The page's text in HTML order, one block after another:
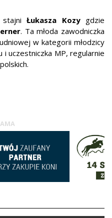
stajniŁukasza Kozygdzie
. Ta młoda zawodniczka
w kategorii młodzicy
i uczestniczka MP, regularnie